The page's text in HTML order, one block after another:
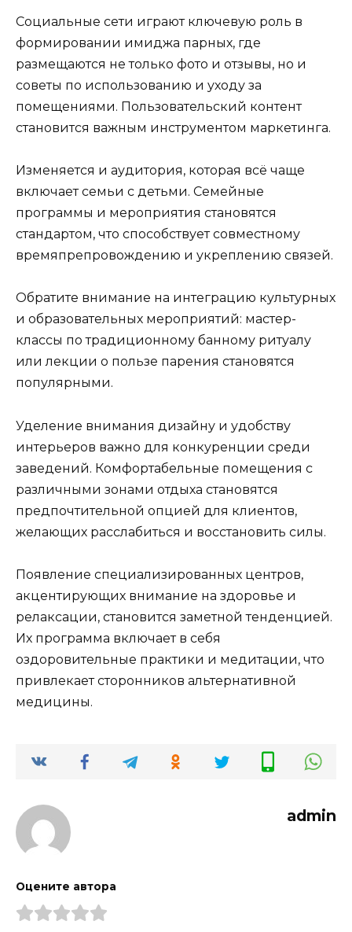
Социальные сети играют ключевую роль в
формировании имиджа парных, где
размещаются не только фото и отзывы, но и
советы по использованию и уходу за
помещениями. Пользовательский контент
становится важным инструментом маркетинга.
Изменяется и аудитория, которая всё чаще
включает семьи с детьми. Семейные
программы и мероприятия становятся
стандартом, что способствует совместному
времяпрепровождению и укреплению связей.
Обратите внимание на интеграцию культурных
и образовательных мероприятий: мастер-
классы по традиционному банному ритуалу
или лекции о пользе парения становятся
популярными.
Уделение внимания дизайну и удобству
интерьеров важно для конкуренции среди
заведений. Комфортабельные помещения с
различными зонами отдыха становятся
предпочтительной опцией для клиентов,
желающих расслабиться и восстановить силы.
Появление специализированных центров,
акцентирующих внимание на здоровье и
релаксации, становится заметной тенденцией.
Их программа включает в себя
оздоровительные практики и медитации, что
привлекает сторонников альтернативной
медицины.
admin
Оцените автора